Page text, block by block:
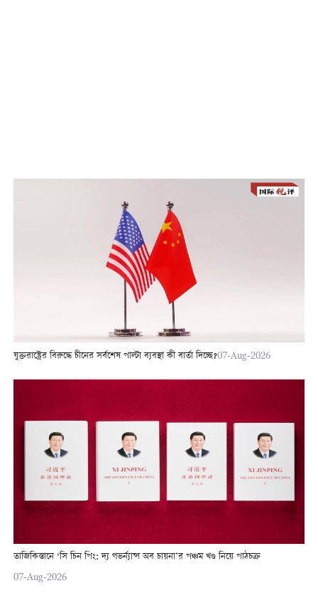
যুক্তরাষ্ট্রের বিরুদ্ধে চীনের সর্বশেষ পাল্টা ব্যবস্থা কী বার্তা দিচ্ছে?07-Aug-2026
তাজিকিস্তানে ‘সি চিন পিং: দ্য গভর্ন্যান্স অব চায়না’র পঞ্চম খণ্ড নিয়ে পাঠচক্র
07-Aug-2026